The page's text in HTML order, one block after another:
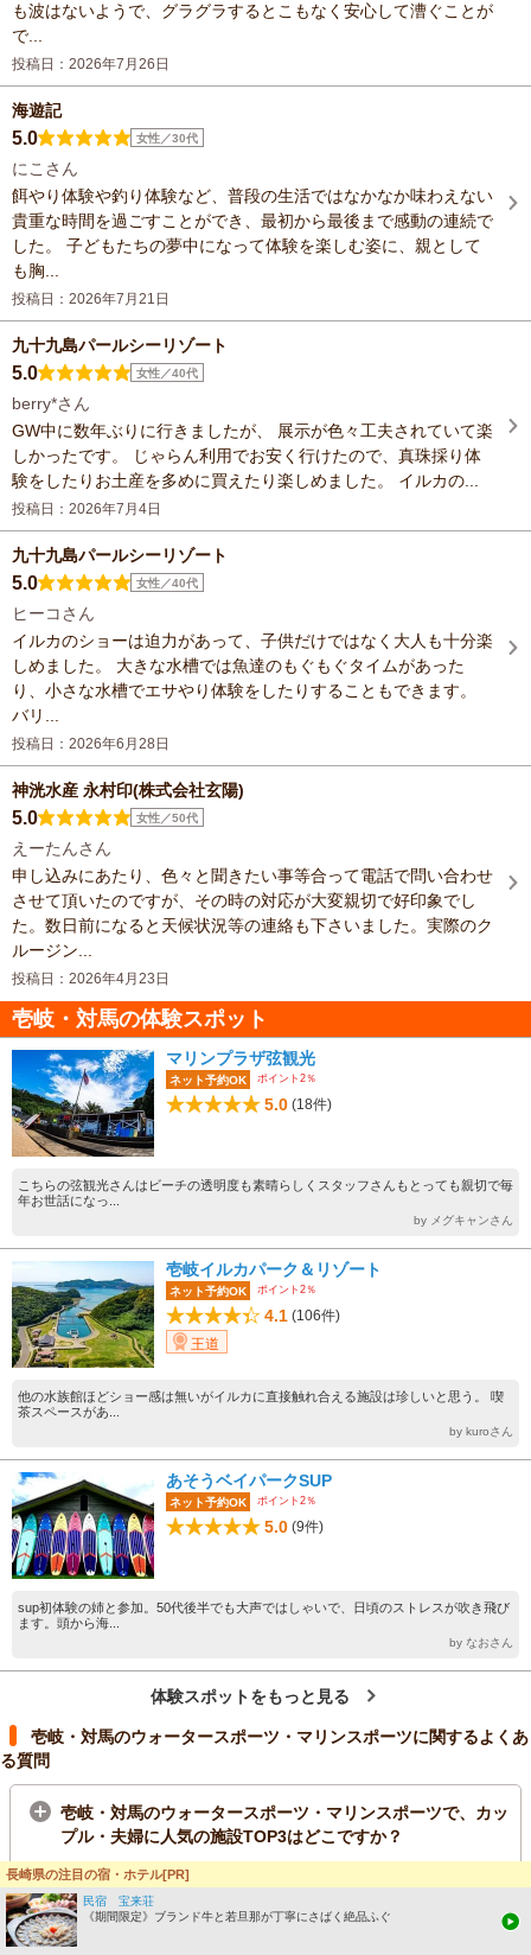
も波はないようで、グラグラするとこもなく安心して漕ぐことが
で...
投稿日：2026年7月26日
海遊記
5.0 女性／30代
にこさん
餌やり体験や釣り体験など、普段の生活ではなかなか味わえない
貴重な時間を過ごすことができ、最初から最後まで感動の連続で
した。 子どもたちの夢中になって体験を楽しむ姿に、親として
も胸...
投稿日：2026年7月21日
九十九島パールシーリゾート
5.0 女性／40代
berry*さん
GW中に数年ぶりに行きましたが、 展示が色々工夫されていて楽
しかったです。 じゃらん利用でお安く行けたので、真珠採り体
験をしたりお土産を多めに買えたり楽しめました。 イルカの...
投稿日：2026年7月4日
九十九島パールシーリゾート
5.0 女性／40代
ヒーコさん
イルカのショーは迫力があって、子供だけではなく大人も十分楽
しめました。 大きな水槽では魚達のもぐもぐタイムがあった
り、小さな水槽でエサやり体験をしたりすることもできます。
バリ...
投稿日：2026年6月28日
神洸水産 永村印(株式会社玄陽)
5.0 女性／50代
えーたんさん
申し込みにあたり、色々と聞きたい事等合って電話で問い合わせ
させて頂いたのですが、その時の対応が大変親切で好印象でし
た。数日前になると天候状況等の連絡も下さいました。実際のク
ルージン...
投稿日：2026年4月23日
壱岐・対馬の体験スポット
マリンプラザ弦観光
ネット予約OK ポイント2％
5.0 (18件)
こちらの弦観光さんはビーチの透明度も素晴らしくスタッフさんもとっても親切で毎
年お世話になっ...
by メグキャンさん
壱岐イルカパーク＆リゾート
ネット予約OK ポイント2％
4.1 (106件)
王道
他の水族館ほどショー感は無いがイルカに直接触れ合える施設は珍しいと思う。 喫
茶スペースがあ...
by kuroさん
あそうベイパークSUP
ネット予約OK ポイント2％
5.0 (9件)
sup初体験の姉と参加。50代後半でも大声ではしゃいで、日頃のストレスが吹き飛び
ます。頭から海...
by なおさん
体験スポットをもっと見る
壱岐・対馬のウォータースポーツ・マリンスポーツに関するよくあ
る質問
壱岐・対馬のウォータースポーツ・マリンスポーツで、カッ
プル・夫婦に人気の施設TOP3はどこですか？
壱岐・対馬のウォータースポーツ・マリンスポーツで、子供
に人気の施設TOP3はどこですか？
壱岐・対馬のウォータースポーツ・マリンスポーツで、大人
長崎県の注目の宿・ホテル[PR]
民宿 宝来荘
《期間限定》ブランド牛と若旦那が丁寧にさばく絶品ふぐ